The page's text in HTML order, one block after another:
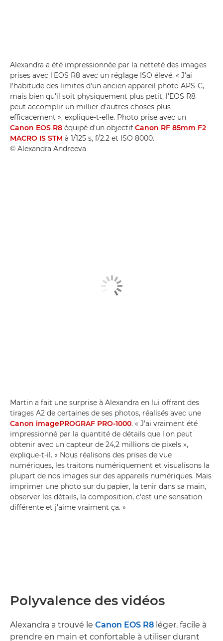
Alexandra a été impressionnée par la netteté des images
prises avec l'EOS R8 avec un réglage ISO élevé. « J'ai
l'habitude des limites d'un ancien appareil photo APS-C,
mais bien qu'il soit physiquement plus petit, l'EOS R8
peut accomplir un millier d'autres choses plus
efficacement », explique-t-elle. Photo prise avec un
Canon EOS R8 équipé d'un objectif Canon RF 85mm F2
MACRO IS STM à 1/125 s, f/2.2 et ISO 8000.
© Alexandra Andreeva
Martin a fait une surprise à Alexandra en lui offrant des
tirages A2 de certaines de ses photos, réalisés avec une
Canon imagePROGRAF PRO-1000. « J'ai vraiment été
impressionné par la quantité de détails que l'on peut
obtenir avec un capteur de 24,2 millions de pixels »,
explique-t-il. « Nous réalisons des prises de vue
numériques, les traitons numériquement et visualisons la
plupart de nos images sur des appareils numériques. Mais
imprimer une photo sur du papier, la tenir dans sa main,
observer les détails, la composition, c'est une sensation
différente et j'aime vraiment ça. »
Polyvalence des vidéos
Alexandra a trouvé le Canon EOS R8 léger, facile à
prendre en main et confortable à utiliser durant